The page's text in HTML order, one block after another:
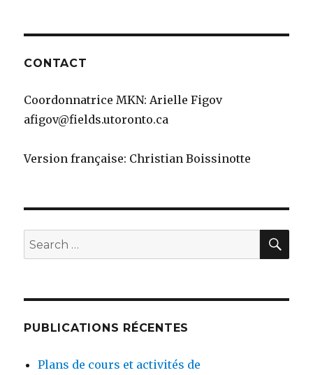
CONTACT
Coordonnatrice MKN: Arielle Figov
afigov@fields.utoronto.ca
Version française: Christian Boissinotte
Search
for:
PUBLICATIONS RÉCENTES
Plans de cours et activités de